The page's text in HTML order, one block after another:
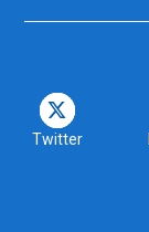
Twitter